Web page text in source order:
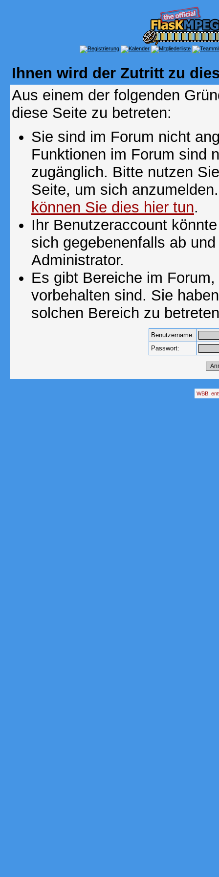
Ihnen wird der Zutritt zu
Aus einem der folgenden
diese Seite zu betreten:
Sie sind im Forum nicht
Funktionen im Forum sind
zugänglich. Bitte nutzen
Seite, um sich
können Sie dies hier tun.
Ihr Benutzeraccount
sich gegebenenfalls ab
Administrator.
Es gibt Bereiche im
vorbehalten sind. Sie
solchen Bereich zu
Benutzername:
Passwort:
WBB,